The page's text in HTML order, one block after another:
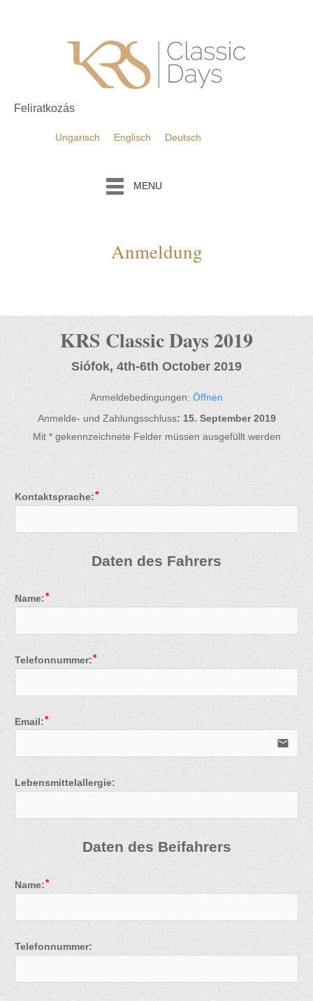
Feliratkozás
Ungarisch Englisch Deutsch
MENU
Anmeldung
KRS Classic Days 2019
Siófok, 4th-6th October 2019
Anmeldebedingungen: Öffnen
Anmelde- und Zahlungsschluss: ​15. September 2019
Mit * gekennzeichnete Felder müssen ausgefüllt werden
Kontaktsprache:
Daten des Fahrers
Name:
Telefonnummer:
Email:
email
Lebensmittelallergie:
Daten des Beifahrers
Name:
Telefonnummer: